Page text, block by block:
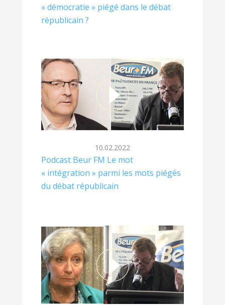
« démocratie » piégé dans le débat
républicain ?
10.02.2022
Podcast Beur FM Le mot
« intégration » parmi les mots piégés
du débat républicain